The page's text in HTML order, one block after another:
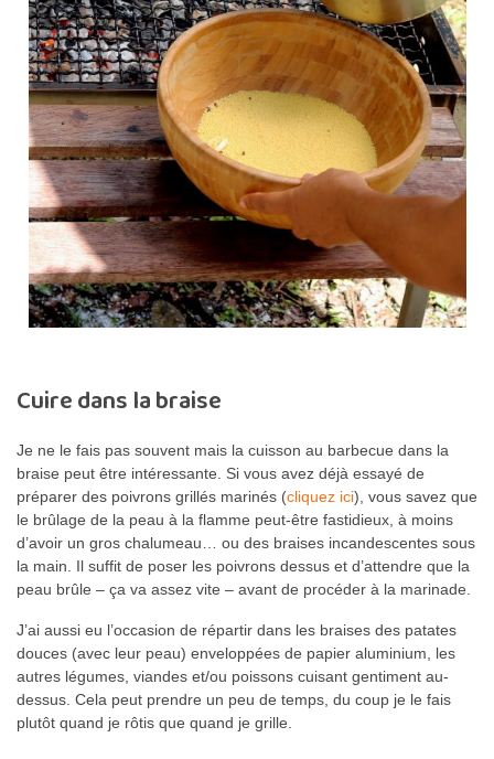
Cuire dans la braise
Je ne le fais pas souvent mais la cuisson au barbecue dans la
braise peut être intéressante. Si vous avez déjà essayé de
préparer des poivrons grillés marinés (cliquez ici), vous savez que
le brûlage de la peau à la flamme peut-être fastidieux, à moins
d’avoir un gros chalumeau… ou des braises incandescentes sous
la main. Il suffit de poser les poivrons dessus et d’attendre que la
peau brûle – ça va assez vite – avant de procéder à la marinade.
J’ai aussi eu l’occasion de répartir dans les braises des patates
douces (avec leur peau) enveloppées de papier aluminium, les
autres légumes, viandes et/ou poissons cuisant gentiment au-
dessus. Cela peut prendre un peu de temps, du coup je le fais
plutôt quand je rôtis que quand je grille.